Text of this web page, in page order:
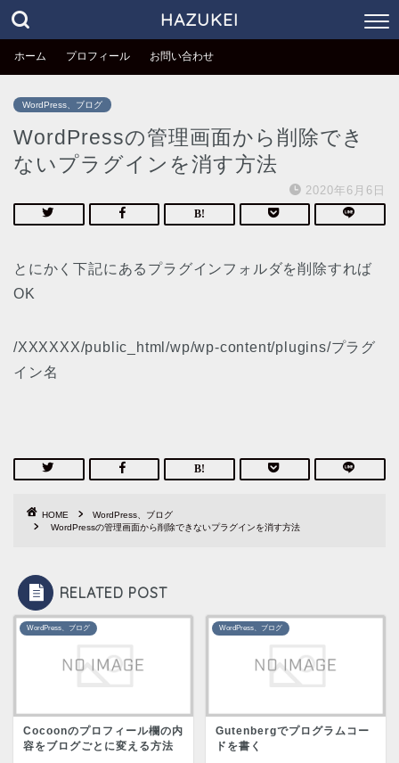
HAZUKEI
ホーム プロフィール お問い合わせ
WordPress、ブログ
WordPressの管理画面から削除でき
ないプラグインを消す方法
2020年6月6日
とにかく下記にあるプラグインフォルダを削除すれば
OK
/XXXXXX/public_html/wp/wp-content/plugins/プラグ
イン名
HOME
WordPress、ブログ
WordPressの管理画面から削除できないプラグインを消す方法
RELATED POST
WordPress、ブログ
Cocoonのプロフィール欄の内
容をブログごとに変える方法
WordPress、ブログ
Gutenbergでプログラムコー
ドを書く